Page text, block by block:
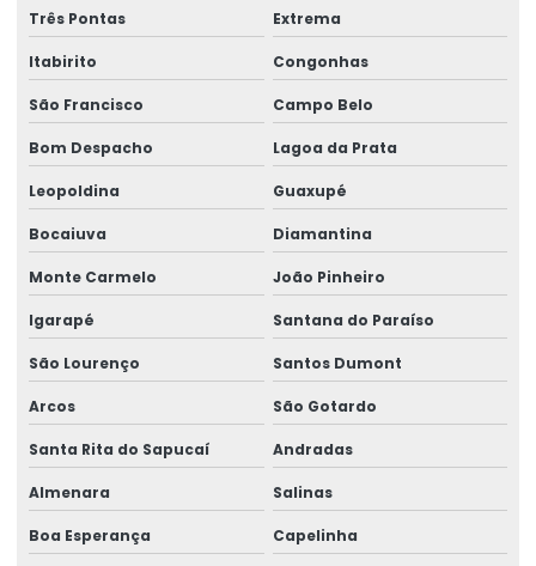
Três Pontas Extrema
Itabirito Congonhas
São Francisco Campo Belo
Bom Despacho Lagoa da Prata
Leopoldina Guaxupé
Bocaiuva Diamantina
Monte Carmelo João Pinheiro
Igarapé Santana do Paraíso
São Lourenço Santos Dumont
Arcos São Gotardo
Santa Rita do Sapucaí Andradas
Almenara Salinas
Boa Esperança Capelinha